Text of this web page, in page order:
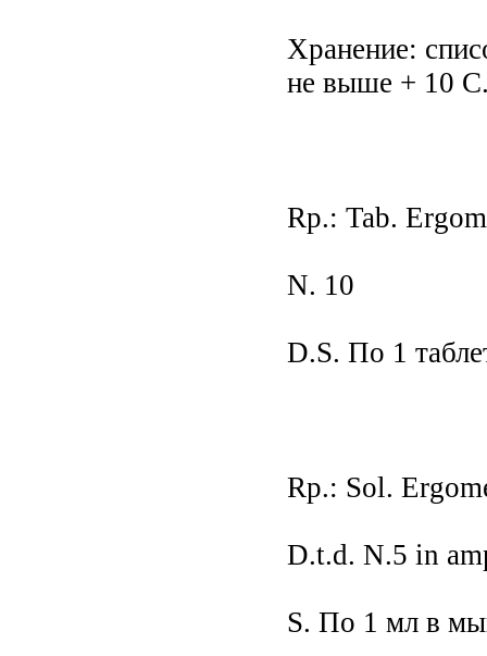
Хранение:
не выше + 10
Rp.: Tab.
N. 10
D.S. По 1
Rp.: Sol.
D.t.d. N.5 in
S. По 1 мл в